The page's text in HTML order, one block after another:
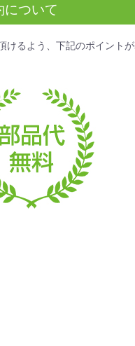
カートへ進む
について
けるよう、下記のポイントが